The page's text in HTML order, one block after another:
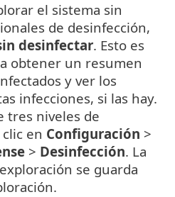
el sistema sin
de desinfección,
desinfectar. Esto es
obtener un resumen
y ver los
infecciones, si las hay.
tres niveles de
en Configuración >
> Desinfección. La
se guarda